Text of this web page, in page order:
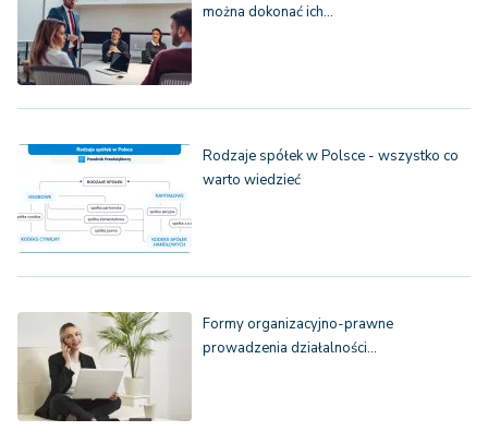
można dokonać ich…
Rodzaje spółek w Polsce - wszystko co
warto wiedzieć
Formy organizacyjno-prawne
prowadzenia działalności…